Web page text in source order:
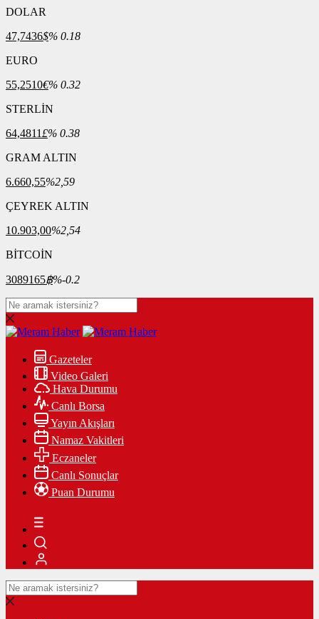
DOLAR
47,7436$% 0.18
EURO
55,2510€% 0.32
STERLİN
64,4811£% 0.38
GRAM ALTIN
6.660,55%2,59
ÇEYREK ALTIN
10.903,00%2,54
BİTCOİN
3089165฿%-0.2
Gazeteler
Video Galeri
Hava Durumu
Canlı Borsa
Yayın Akışları
Namaz Vakitleri
Eczaneler
Canlı Sonuçlar
Puan Durumu